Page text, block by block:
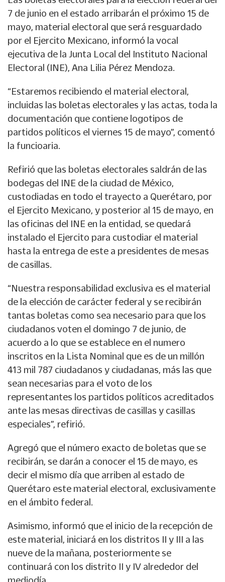
7 de junio en el estado arribarán el próximo 15 de
mayo, material electoral que será resguardado
por el Ejercito Mexicano, informó la vocal
ejecutiva de la Junta Local del Instituto Nacional
Electoral (INE), Ana Lilia Pérez Mendoza.
“Estaremos recibiendo el material electoral,
incluidas las boletas electorales y las actas, toda la
documentación que contiene logotipos de
partidos políticos el viernes 15 de mayo”, comentó
la funcioaria.
Refirió que las boletas electorales saldrán de las
bodegas del INE de la ciudad de México,
custodiadas en todo el trayecto a Querétaro, por
el Ejercito Mexicano, y posterior al 15 de mayo, en
las oficinas del INE en la entidad, se quedará
instalado el Ejercito para custodiar el material
hasta la entrega de este a presidentes de mesas
de casillas.
“Nuestra responsabilidad exclusiva es el material
de la elección de carácter federal y se recibirán
tantas boletas como sea necesario para que los
ciudadanos voten el domingo 7 de junio, de
acuerdo a lo que se establece en el numero
inscritos en la Lista Nominal que es de un millón
413 mil 787 ciudadanos y ciudadanas, más las que
sean necesarias para el voto de los
representantes los partidos políticos acreditados
ante las mesas directivas de casillas y casillas
especiales”, refirió.
Agregó que el número exacto de boletas que se
recibirán, se darán a conocer el 15 de mayo, es
decir el mismo día que arriben al estado de
Querétaro este material electoral, exclusivamente
en el ámbito federal.
Asimismo, informó que el inicio de la recepción de
este material, iniciará en los distritos II y III a las
nueve de la mañana, posteriormente se
continuará con los distrito II y IV alrededor del